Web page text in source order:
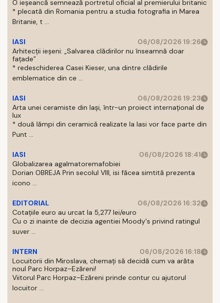
O ieșeancă semnează portretul oficial al premierului britanic
* plecată din Romania pentru a studia fotografia in Marea
Britanie, t ...
IASI
06/08/2026 19:26
Arhitecții ieșeni: „Salvarea clădirilor nu înseamnă doar
fațade”
* redeschiderea Casei Kieser, una dintre clădirile
emblematice din ce ...
IASI
06/08/2026 19:23
Arta unei ceramiste din Iași, într-un proiect internațional de
lux
* două lămpi din ceramică realizate la Iasi vor face parte din
Punt ...
IASI
06/08/2026 18:41
Globalizarea agalmatoremafobiei
Dorian OBREJA Prin secolul VIII, isi făcea simtită prezenta
icono ...
EDITORIAL
06/08/2026 16:32
Cotațiile euro au urcat la 5,277 lei/euro
Cu o zi inainte de decizia agentiei Moody's privind ratingul
suver ...
INTERN
06/08/2026 16:18
Locuitorii din Miroslava, chemați să decidă cum va arăta
noul Parc Horpaz–Ezăreni!
Viitorul Parc Horpaz–Ezăreni prinde contur cu ajutorul
locuitor ...